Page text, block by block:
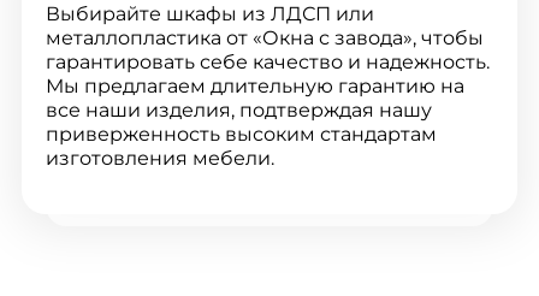
Выбирайте шкафы из ЛДСП или
металлопластика от «Окна с завода», чтобы
гарантировать себе качество и надежность.
Мы предлагаем длительную гарантию на
все наши изделия, подтверждая нашу
приверженность высоким стандартам
изготовления мебели.